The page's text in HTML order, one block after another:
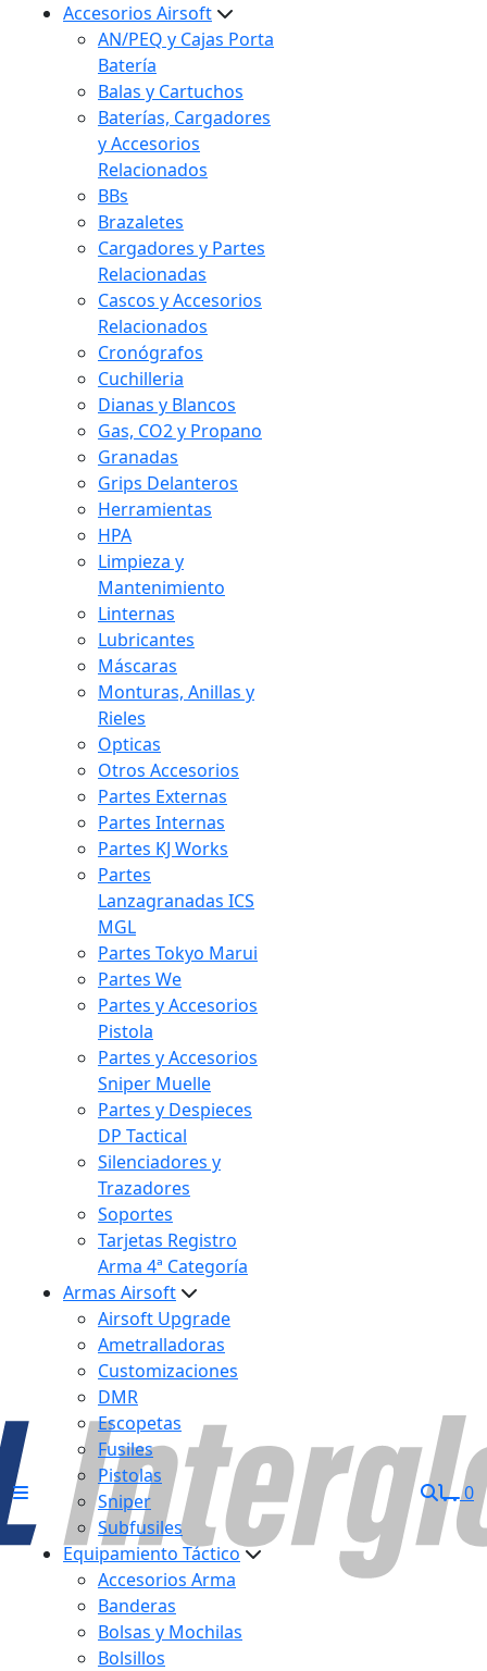
Accesorios Airsoft
AN/PEQ y Cajas Porta
Batería
Balas y Cartuchos
Baterías, Cargadores
y Accesorios
Relacionados
BBs
Brazaletes
Cargadores y Partes
Relacionadas
Cascos y Accesorios
Relacionados
Cronógrafos
Cuchilleria
Dianas y Blancos
Gas, CO2 y Propano
Granadas
Grips Delanteros
Herramientas
HPA
Limpieza y
Mantenimiento
Linternas
Lubricantes
Máscaras
Monturas, Anillas y
Rieles
Opticas
Otros Accesorios
Partes Externas
Partes Internas
Partes KJ Works
Partes
Lanzagranadas ICS
MGL
Partes Tokyo Marui
Partes We
Partes y Accesorios
Pistola
Partes y Accesorios
Sniper Muelle
Partes y Despieces
DP Tactical
Silenciadores y
Trazadores
Soportes
Tarjetas Registro
Arma 4ª Categoría
Armas Airsoft
Airsoft Upgrade
Ametralladoras
Customizaciones
DMR
Escopetas
Fusiles
Pistolas
Sniper
Subfusiles
Equipamiento Táctico
Accesorios Arma
Banderas
Bolsas y Mochilas
Bolsillos
0